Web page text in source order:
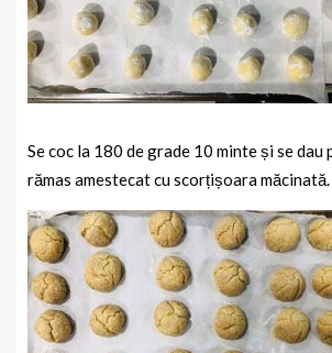
Se coc la 180 de grade 10 minte și se dau
rămas amestecat cu scorțișoara măcinată.